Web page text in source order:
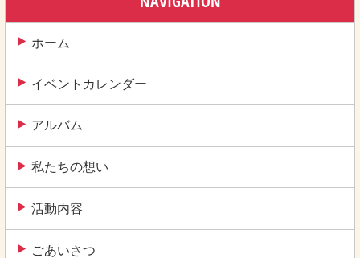
ホーム
イベントカレンダー
アルバム
私たちの想い
活動内容
ごあいさつ
ゲ
ー
シ
ョ
ン